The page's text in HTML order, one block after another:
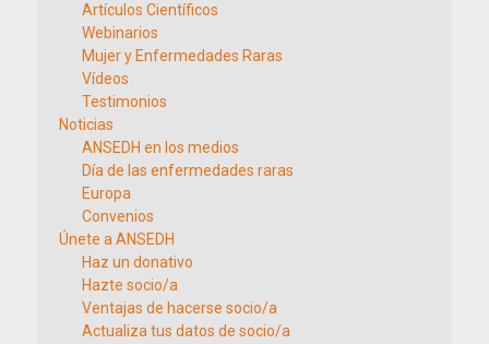
Artículos Científicos
Webinarios
Mujer y Enfermedades Raras
Vídeos
Testimonios
Noticias
ANSEDH en los medios
Día de las enfermedades raras
Europa
Convenios
Únete a ANSEDH
Haz un donativo
Hazte socio/a
Ventajas de hacerse socio/a
Actualiza tus datos de socio/a